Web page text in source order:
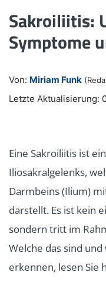
Sakroiliitis:
Symptome
Von: Miriam Funk
Letzte Aktualisierung:
Eine Sakroiliitis ist
Iliosakralgelenks,
Darmbeins (Ilium)
darstellt. Es ist kein
sondern tritt im
Welche das sind
erkennen, lesen Sie